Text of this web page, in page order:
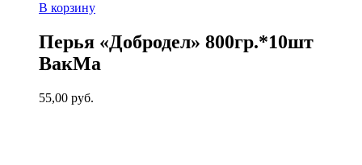
В корзину
Перья «Добродел» 800гр.*10шт
ВакМа
55,00 руб.